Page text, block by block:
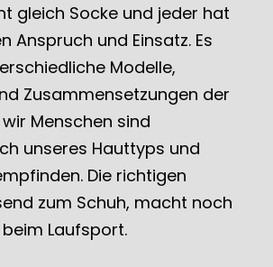
gleich Socke und jeder hat
Anspruch und Einsatz. Es
Modelle,
Zusammensetzungen der
Menschen sind
unseres Hauttyps und
Die richtigen
zum Schuh, macht noch
Laufsport.